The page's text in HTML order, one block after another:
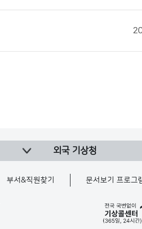
외국 기상청
부서&직원찾기 문서보기 프로그